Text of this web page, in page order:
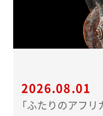
2026.08.01
「ふたりのアフリ